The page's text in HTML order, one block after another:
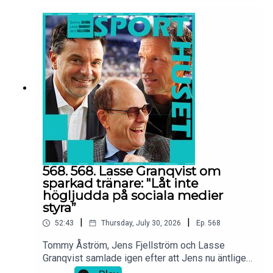
chefstränare: "Du kan inte ersätta honom med
assisterande tränaren och tro att det blir en total
förändring."Lasse om FIFA-presidenten Gianni
Infantino efter utdömda förslaget att sälja delar
av VM: "Nu gick han för långt och jag är säker på
att han kommer tvingas avgå"Sporthuset JUST NU
finns i er poddspelare och på YouTube.
568. 568. Lasse Granqvist om
sparkad tränare: "Låt inte
högljudda på sociala medier
styra”
52:43 Thursday, July 30, 2026 Ep. 568
Tommy Åström, Jens Fjellström och Lasse
Granqvist samlade igen efter att Jens nu äntligen